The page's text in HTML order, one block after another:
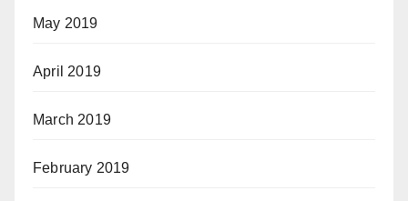
May 2019
April 2019
March 2019
February 2019